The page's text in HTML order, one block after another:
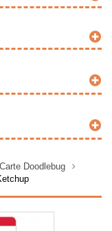
Carte Doodlebug